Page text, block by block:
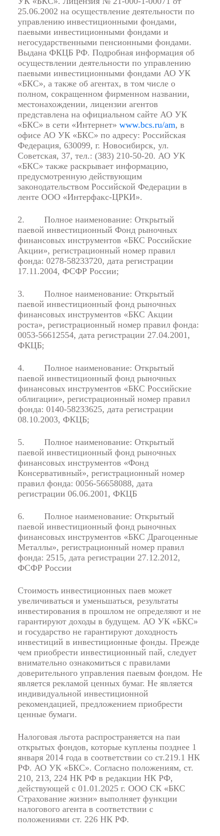
25.06.2002 на осуществление деятельности по
управлению инвестиционными фондами,
паевыми инвестиционными фондами и
негосударственными пенсионными фондами.
Выдана ФКЦБ РФ. Подробная информация об
осуществлении деятельности по управлению
паевыми инвестиционными фондами АО УК
«БКС», а также об агентах, в том числе о
полном, сокращенном фирменном названии,
местонахождении, лицензии агентов
представлена на официальном сайте АО УК
«БКС» в сети «Интернет» www.bcs.ru/am, в
офисе АО УК «БКС» по адресу: Российская
Федерация, 630099, г. Новосибирск, ул.
Советская, 37, тел.: (383) 210-50-20. АО УК
«БКС» также раскрывает информацию,
предусмотренную действующим
законодательством Российской Федерации в
ленте ООО «Интерфакс-ЦРКИ».
2. Полное наименование: Открытый
паевой инвестиционный Фонд рыночных
финансовых инструментов «БКС Российские
Акции», регистрационный номер правил
фонда: 0278-58233720, дата регистрации
17.11.2004, ФСФР России;
3. Полное наименование: Открытый
паевой инвестиционный фонд рыночных
финансовых инструментов «БКС Акции
роста», регистрационный номер правил фонда:
0053-56612554, дата регистрации 27.04.2001,
ФКЦБ;
4. Полное наименование: Открытый
паевой инвестиционный фонд рыночных
финансовых инструментов «БКС Российские
облигации», регистрационный номер правил
фонда: 0140-58233625, дата регистрации
08.10.2003, ФКЦБ;
5. Полное наименование: Открытый
паевой инвестиционный фонд рыночных
финансовых инструментов «Фонд
Консервативный», регистрационный номер
правил фонда: 0056-56658088, дата
регистрации 06.06.2001, ФКЦБ
6. Полное наименование: Открытый
паевой инвестиционный фонд рыночных
финансовых инструментов «БКС Драгоценные
Металлы», регистрационный номер правил
фонда: 2515, дата регистрации 27.12.2012,
ФСФР России
Стоимость инвестиционных паев может
увеличиваться и уменьшаться, результаты
инвестирования в прошлом не определяют и не
гарантируют доходы в будущем. АО УК «БКС»
и государство не гарантируют доходность
инвестиций в инвестиционные фонды. Прежде
чем приобрести инвестиционный пай, следует
внимательно ознакомиться с правилами
доверительного управления паевым фондом. Не
является рекламой ценных бумаг. Не является
индивидуальной инвестиционной
рекомендацией, предложением приобрести
ценные бумаги.
Налоговая льгота распространяется на паи
открытых фондов, которые куплены позднее 1
января 2014 года в соответствии со ст.219.1 НК
РФ. АО УК «БКС». Согласно положениям, ст.
210, 213, 224 НК РФ в редакции НК РФ,
действующей с 01.01.2025 г. ООО СК «БКС
Страхование жизни» выполняет функции
налогового агента в соответствии с
положениями ст. 226 НК РФ.